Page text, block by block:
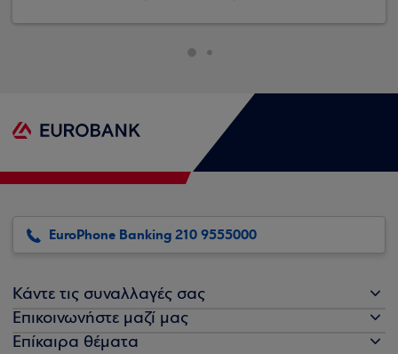
EuroPhone Banking 210 9555000
Κάντε τις συναλλαγές σας
Επικοινωνήστε μαζί μας
Επίκαιρα θέματα